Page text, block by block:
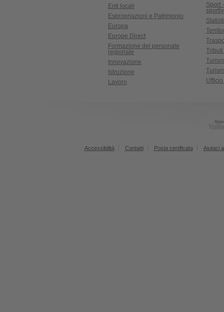
Enti locali
Espropriazioni e Patrimonio
Europa
Europe Direct
Formazione del personale
regionale
Innovazione
Istruzione
Lavoro
Sport
Accessibilità Contatti Posta certificata Aiutaci